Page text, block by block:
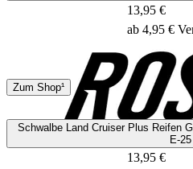
DHL
13,95 €
ab 4,95 €
Zum Shop¹
Schwalbe Land Cruiser Plus Reifen
E-25
13,95 €